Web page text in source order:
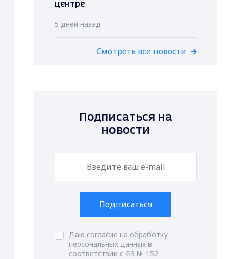
центре
5 дней назад
Смотреть все новости
Подписаться на
новости
Подписаться
Даю согласие на обработку
персональных данных в
соответствии с ФЗ № 152